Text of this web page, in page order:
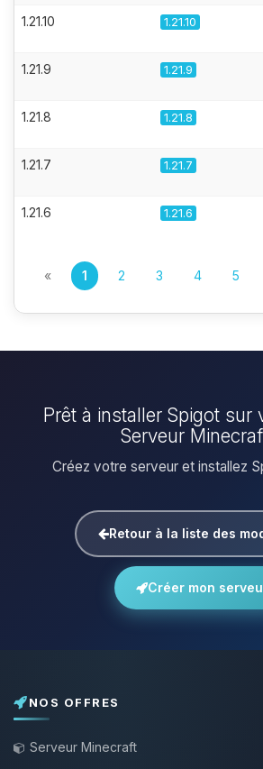
1.21.10 1.21.10
1.21.9 1.21.9
1.21.8 1.21.8
1.21.7 1.21.7
1.21.6 1.21.6
« 1 2 3 4 5
Prêt à installer Spigot sur
Serveur
Créez votre serveur et installez
Retour à la liste des
Créer mon
NOS OFFRES
Serveur Minecraft